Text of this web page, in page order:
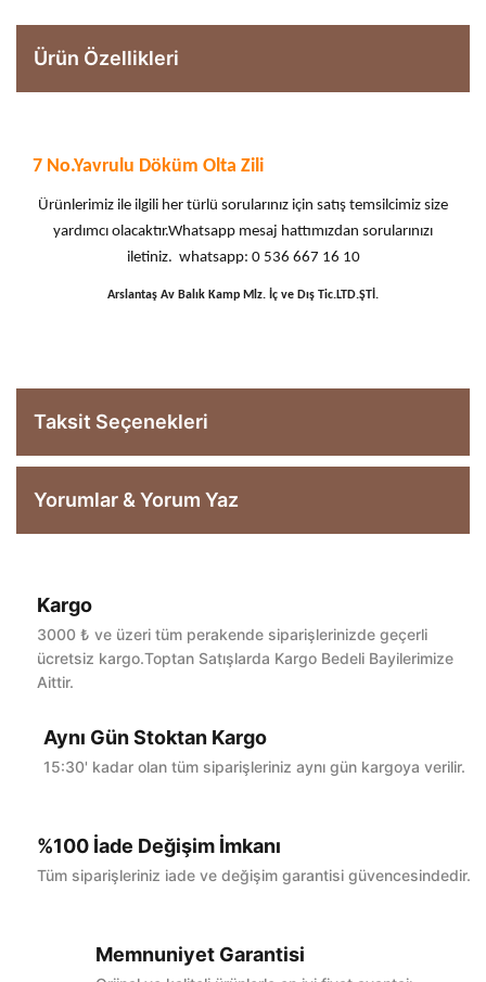
Ürün Özellikleri
7 No.Yavrulu Döküm Olta Zili
Ürünlerimiz ile ilgili her türlü sorularınız için satış temsilcimiz size
yardımcı olacaktır.Whatsapp mesaj hattımızdan sorularınızı
iletiniz. whatsapp: 0 536 667 16 10
Arslantaş Av Balık Kamp Mlz. İç ve Dış Tic.LTD.ŞTİ.
Taksit Seçenekleri
Yorumlar & Yorum Yaz
Bu ürüne ilk yorumu siz yapın!
Kargo
3000 ₺ ve üzeri tüm perakende siparişlerinizde geçerli
ücretsiz kargo.Toptan Satışlarda Kargo Bedeli Bayilerimize
Aittir.
Aynı Gün Stoktan Kargo
15:30' kadar olan tüm siparişleriniz aynı gün kargoya verilir.
%100 İade Değişim İmkanı
Tüm siparişleriniz iade ve değişim garantisi güvencesindedir.
Memnuniyet Garantisi